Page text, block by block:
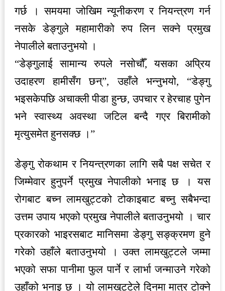
गर्छ । समयमा जोखिम न्यूनीकरण र नियन्त्रण गर्न
नसके डेङ्गुले महामारीको रुप लिन सक्ने प्रमुख
नेपालीले बताउनुभयो ।
“डेङ्गुलाई सामान्य रुपले नसोचौँ, यसका अप्रिय
उदाहरण हामीसँग छन्”, उहाँले भन्नुभयो, “डेङ्गु
भइसकेपछि अचाक्ली पीडा हुन्छ, उपचार र हेरचाह पुगेन
भने स्वास्थ्य अवस्था जटिल बन्दै गएर बिरामीको
मृत्युसमेत हुनसक्छ ।”
डेङ्गु रोकथाम र नियन्त्रणका लागि सबै पक्ष सचेत र
जिम्मेवार हुनुपर्ने प्रमुख नेपालीको भनाइ छ । यस
रोगबाट बच्न लामखुट्टको टोकाइबाट बच्नु सबैभन्दा
उत्तम उपाय भएको प्रमुख नेपालीले बताउनुभयो । चार
प्रकारको भाइरसबाट मानिसमा डेङ्गु सङ्क्रमण हुने
गरेको उहाँले बताउनुभयो । उक्त लामखुट्टले जम्मा
भएको सफा पानीमा फुल पार्ने र लार्भा जन्माउने गरेको
उहाँको भनाइ छ । यो लामखुट्टेले दिनमा मात्र टोक्ने